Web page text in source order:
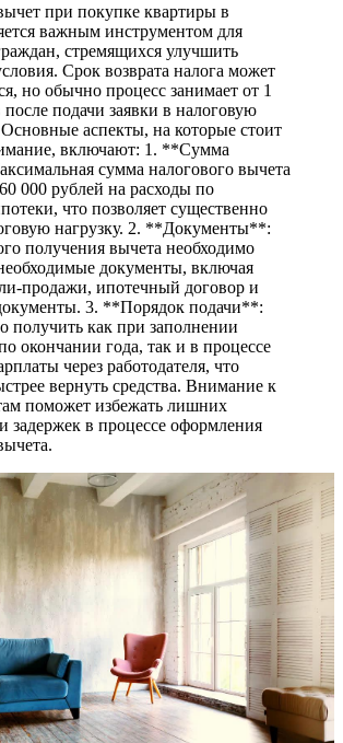
при покупке квартиры в
важным инструментом для
стремящихся улучшить
Срок возврата налога может
но обычно процесс занимает от 1
после подачи заявки в налоговую
аспекты, на которые стоит
включают: 1. **Сумма
сумма налогового вычета
000 рублей на расходы по
что позволяет существенно
нагрузку. 2. **Документы**:
получения вычета необходимо
документы, включая
продажи, ипотечный договор и
3. **Порядок подачи**:
получить как при заполнении
окончании года, так и в процессе
через работодателя, что
вернуть средства. Внимание к
поможет избежать лишних
задержек в процессе оформления